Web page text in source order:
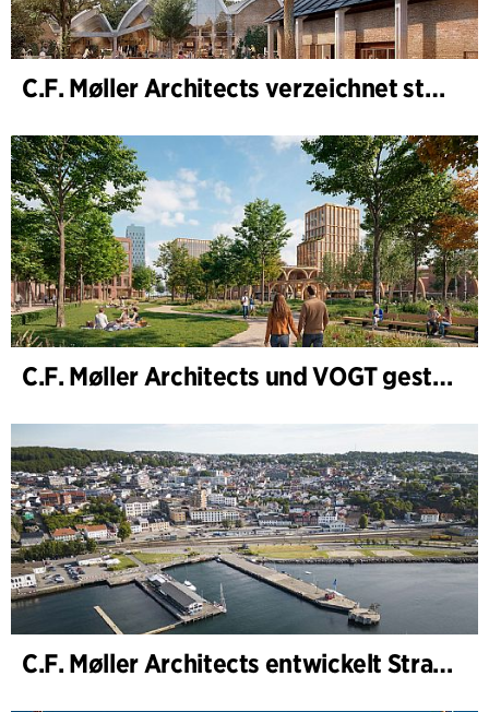
C.F. Møller Architects verzeichnet starkes Ergebnis im Geschäftsjahr 2025
C.F. Møller Architects und VOGT gestalten die Zukunft von Hamburg-Altona
C.F. Møller Architects entwickelt Strategie für „Knutepunkt Larvik und Indre Havn“